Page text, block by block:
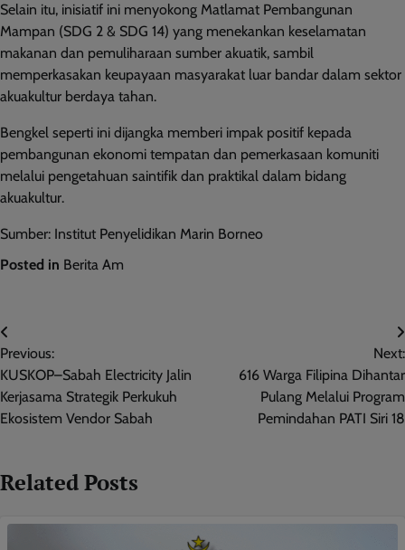
Selain itu, inisiatif ini menyokong Matlamat Pembangunan
Mampan (SDG 2 & SDG 14) yang menekankan keselamatan
makanan dan pemuliharaan sumber akuatik, sambil
memperkasakan keupayaan masyarakat luar bandar dalam sektor
akuakultur berdaya tahan.
Bengkel seperti ini dijangka memberi impak positif kepada
pembangunan ekonomi tempatan dan pemerkasaan komuniti
melalui pengetahuan saintifik dan praktikal dalam bidang
akuakultur.
Sumber: Institut Penyelidikan Marin Borneo
Posted in Berita Am
Post
navigation
Previous:
KUSKOP–Sabah Electricity Jalin
Kerjasama Strategik Perkukuh
Ekosistem Vendor Sabah
Next:
616 Warga Filipina Dihantar
Pulang Melalui Program
Pemindahan PATI Siri 18
Related Posts